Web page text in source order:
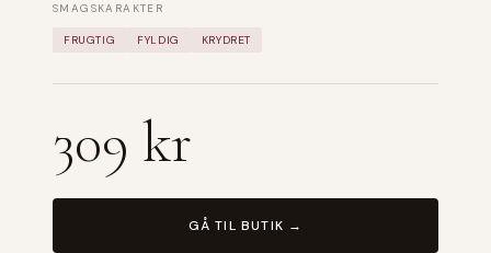
SMAGSKARAKTER
FRUGTIG FYLDIG KRYDRET
309 kr
GÅ TIL BUTIK →